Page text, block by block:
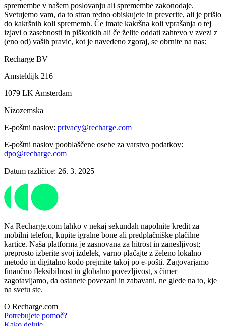
spremembe v našem poslovanju ali spremembe zakonodaje.
Svetujemo vam, da to stran redno obiskujete in preverite, ali je prišlo
do kakršnih koli sprememb. Če imate kakršna koli vprašanja o tej
izjavi o zasebnosti in piškotkih ali če želite oddati zahtevo v zvezi z
(eno od) vaših pravic, kot je navedeno zgoraj, se obrnite na nas:
Recharge BV
Amsteldijk 216
1079 LK Amsterdam
Nizozemska
E-poštni naslov: privacy@recharge.com
E-poštni naslov pooblaščene osebe za varstvo podatkov:
dpo@recharge.com
Datum različice: 26. 3. 2025
Na Recharge.com lahko v nekaj sekundah napolnite kredit za
mobilni telefon, kupite igralne bone ali predplačniške plačilne
kartice. Naša platforma je zasnovana za hitrost in zanesljivost;
preprosto izberite svoj izdelek, varno plačajte z želeno lokalno
metodo in digitalno kodo prejmite takoj po e-pošti. Zagovarjamo
finančno fleksibilnost in globalno povezljivost, s čimer
zagotavljamo, da ostanete povezani in zabavani, ne glede na to, kje
na svetu ste.
O Recharge.com
Potrebujete pomoč?